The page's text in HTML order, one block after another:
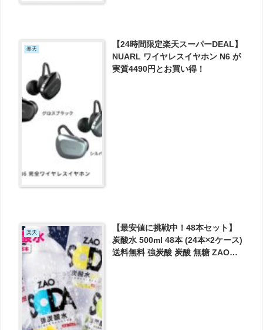
楽天
【24時間限定楽天スーパーDEAL】
NUARL ワイヤレスイヤホン N6 が
実質4490円とお買い得！
楽天
【最安値に挑戦中！48本セット】
炭酸水 500ml 48本 (24本×2ケース)
送料無料 強炭酸 炭酸 無糖 ZAO